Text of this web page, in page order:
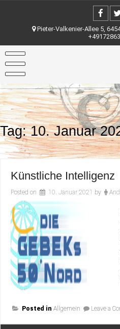
Pieter-Valkenier-Allee 5,
Tag:10. Januar
Künstliche Intelligenz
Posted on 10. Januar 2021 by
Posted in Allgemein Leave a